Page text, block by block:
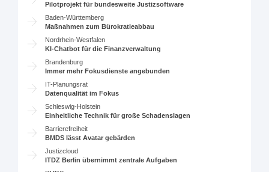
Pilotprojekt für bundesweite Justizsoftware
Baden-Württemberg
Maßnahmen zum Bürokratieabbau
Nordrhein-Westfalen
KI-Chatbot für die Finanzverwaltung
Brandenburg
Immer mehr Fokusdienste angebunden
IT-Planungsrat
Datenqualität im Fokus
Schleswig-Holstein
Einheitliche Technik für große Schadenslagen
Barrierefreiheit
BMDS lässt Avatar gebärden
Justizcloud
ITDZ Berlin übernimmt zentrale Aufgaben